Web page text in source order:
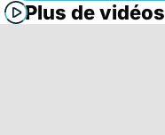
Plus de vidéos